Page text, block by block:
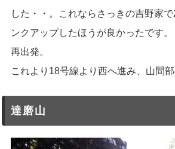
した・・。これならさっきの吉野家
ンクアップしたほうが良かったです。
再出発。
これより18号線より西へ進み、山間部
達磨山